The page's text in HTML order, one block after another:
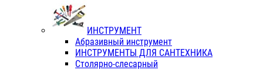
ИНСТРУМЕНТ
Абразивный инструмент
ИНСТРУМЕНТЫ ДЛЯ САНТЕХНИКА
Столярно-слесарный